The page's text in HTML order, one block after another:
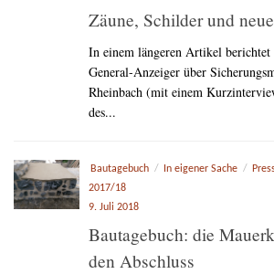
Zäune, Schilder und
In einem längeren Artikel
General-Anzeiger über
Rheinbach (mit einem
des...
Bautagebuch / In eigener Sache /
2017/18
9. Juli 2018
Bautagebuch: die
den Abschluss